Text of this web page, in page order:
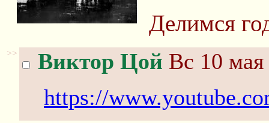
Делимся
>> Виктор Цой Вс 10
https://